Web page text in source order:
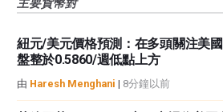
主要貨幣對
紐元/美元價格預測：在多頭關注美
盤整於0.5860/週低點上方
由 Haresh Menghani | 8分鐘以前